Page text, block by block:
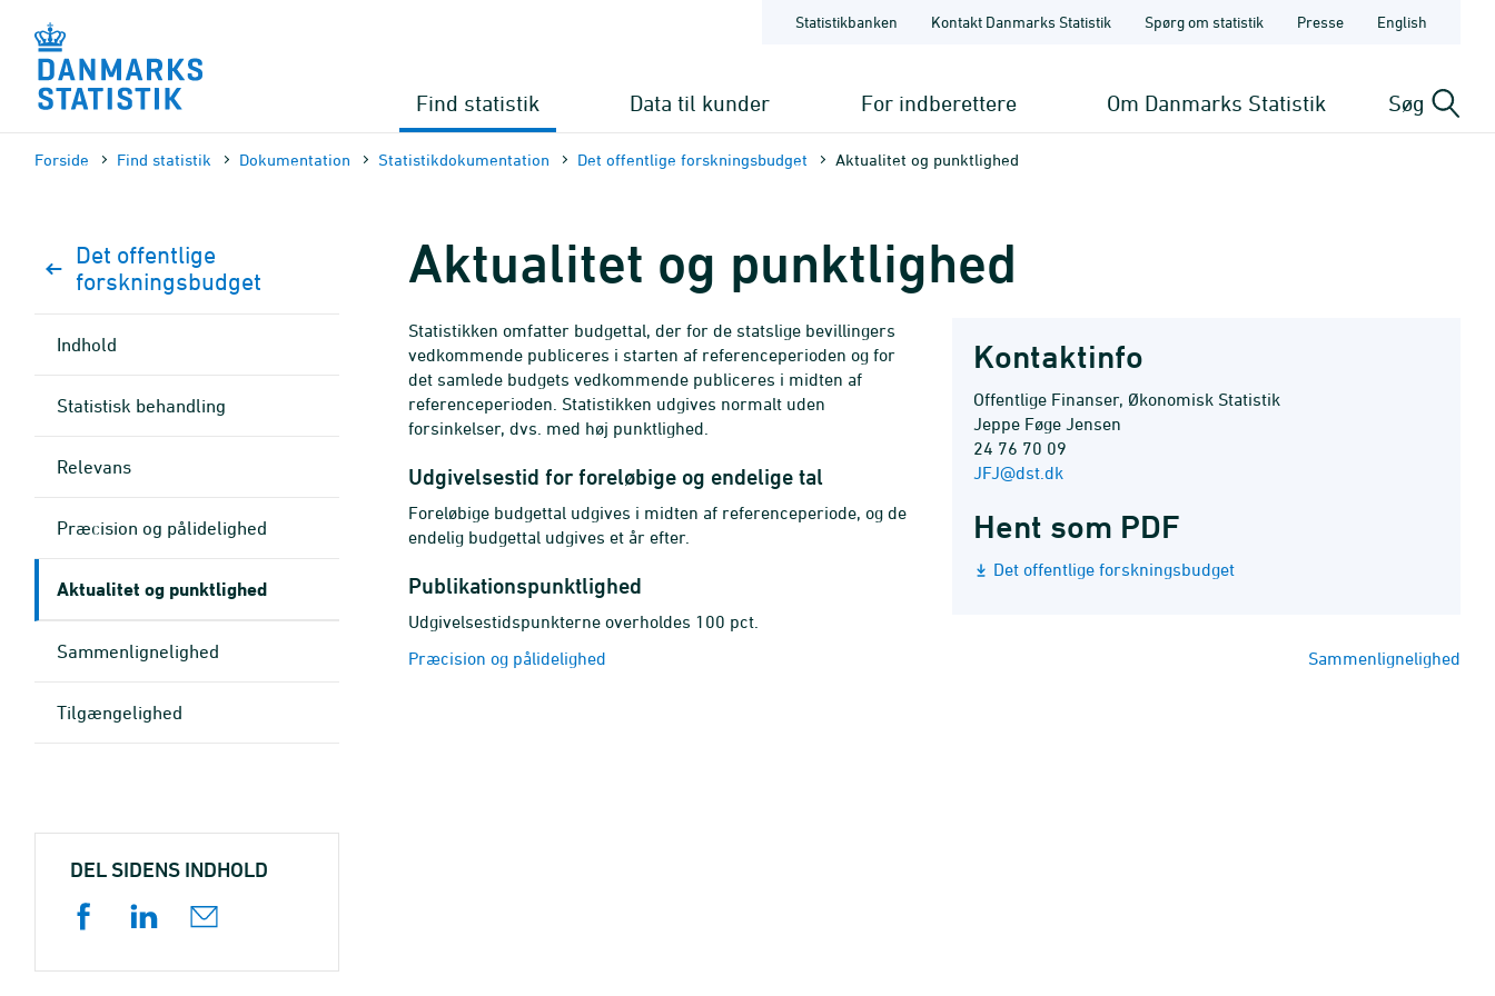
sidens
indhold
Statistikbanken Kontakt Danmarks Statistik Spørg om statistik Presse English
Find statistik Data til kunder For indberettere Om Danmarks Statistik Søg
Forside Find statistik Dokumen­tation Statistik­dokument­ation Det offentlige forskningsbudget Aktualitet og punktlighed
Aktualitet og punktlighed
Kontaktinfo
Offentlige Finanser, Økonomisk Statistik
Jeppe Føge Jensen
24 76 70 09
JFJ@dst.dk
Hent som PDF
Det offentlige forskningsbudget
Statistikken omfatter budgettal, der for de statslige bevillingers
vedkommende publiceres i starten af referenceperioden og for
det samlede budgets vedkommende publiceres i midten af
referenceperioden. Statistikken udgives normalt uden
forsinkelser, dvs. med høj punktlighed.
Udgivelsestid for foreløbige og endelige tal
Foreløbige budgettal udgives i midten af referenceperiode, og de
endelig budgettal udgives et år efter.
Publikationspunktlighed
Udgivelsestidspunkterne overholdes 100 pct.
Præcision og pålidelighed
Sammenlignelighed
Det offentlige
forskningsbudget
Indhold
Statistisk behandling
Relevans
Præcision og pålidelighed
Aktualitet og punktlighed
Sammenlignelighed
Tilgængelighed
DEL SIDENS INDHOLD